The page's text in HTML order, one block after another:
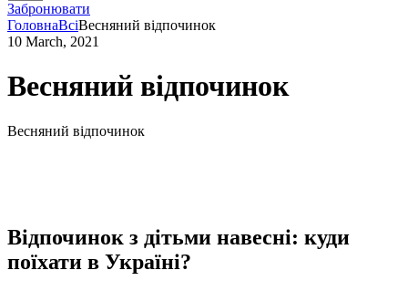
Забронювати
ГоловнаВсіВесняний відпочинок
10 March, 2021
Весняний відпочинок
Весняний відпочинок
Відпочинок з дітьми навесні: куди
поїхати в Україні?